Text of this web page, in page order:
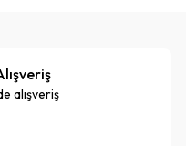
alışveriş